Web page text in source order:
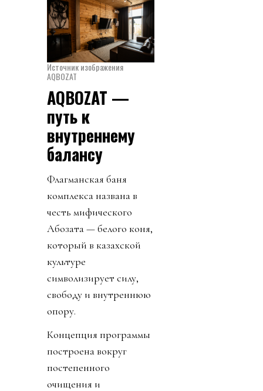
Источник изображения
AQBOZAT
AQBOZAT —
путь к
внутреннему
балансу
Флагманская баня
комплекса названа в
честь мифического
Ақбозата — белого коня,
который в казахской
культуре
символизирует силу,
свободу и внутреннюю
опору.
Концепция программы
построена вокруг
постепенного
очищения и